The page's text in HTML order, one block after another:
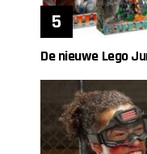
De nieuwe Lego